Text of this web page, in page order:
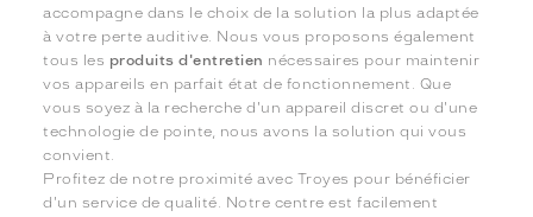
accompagne dans le choix de la solution la plus adaptée
à votre perte auditive. Nous vous proposons également
tous les produits d'entretien nécessaires pour maintenir
vos appareils en parfait état de fonctionnement. Que
vous soyez à la recherche d'un appareil discret ou d'une
technologie de pointe, nous avons la solution qui vous
convient.
Profitez de notre proximité avec Troyes pour bénéficier
d'un service de qualité. Notre centre est facilement